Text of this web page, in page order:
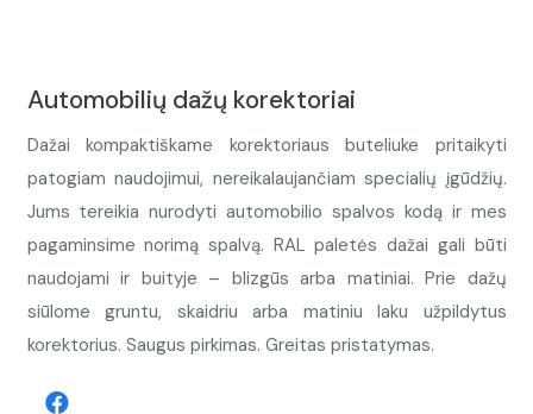
Automobilių dažų korektoriai
Dažai kompaktiškame korektoriaus buteliuke pritaikyti
patogiam naudojimui, nereikalaujančiam specialių įgūdžių.
Jums tereikia nurodyti automobilio spalvos kodą ir mes
pagaminsime norimą spalvą. RAL paletės dažai gali būti
naudojami ir buityje – blizgūs arba matiniai. Prie dažų
siūlome gruntu, skaidriu arba matiniu laku užpildytus
korektorius. Saugus pirkimas. Greitas pristatymas.